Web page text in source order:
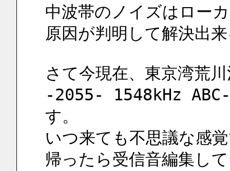
中波帯のノイズはロー
原因が判明して解決出
さて今現在、東京湾荒
-2055- 1548kHz ABC-
す。
いつ来ても不思議な感
帰ったら受信音編集し